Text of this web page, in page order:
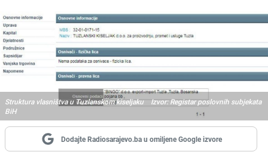
Struktura vlasništva u Tuzlanskom kiseljaku Izvor: Registar poslovnih subjekata
BiH
Dodajte Radiosarajevo.ba u omiljene Google izvore